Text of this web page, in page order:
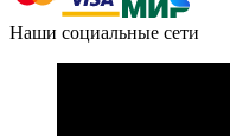
Наши социальные сети